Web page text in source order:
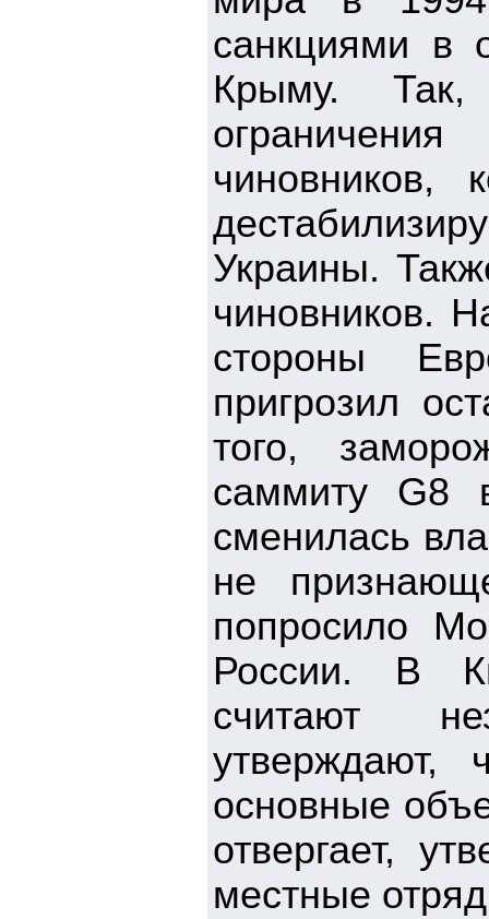
санкциями в
Крыму.
Украины.
чиновников.
стороны
пригрозил
того,
саммиту G8
сменилась
не
попросило
России. В
считают
утверждают,
основные
отвергает,
местные